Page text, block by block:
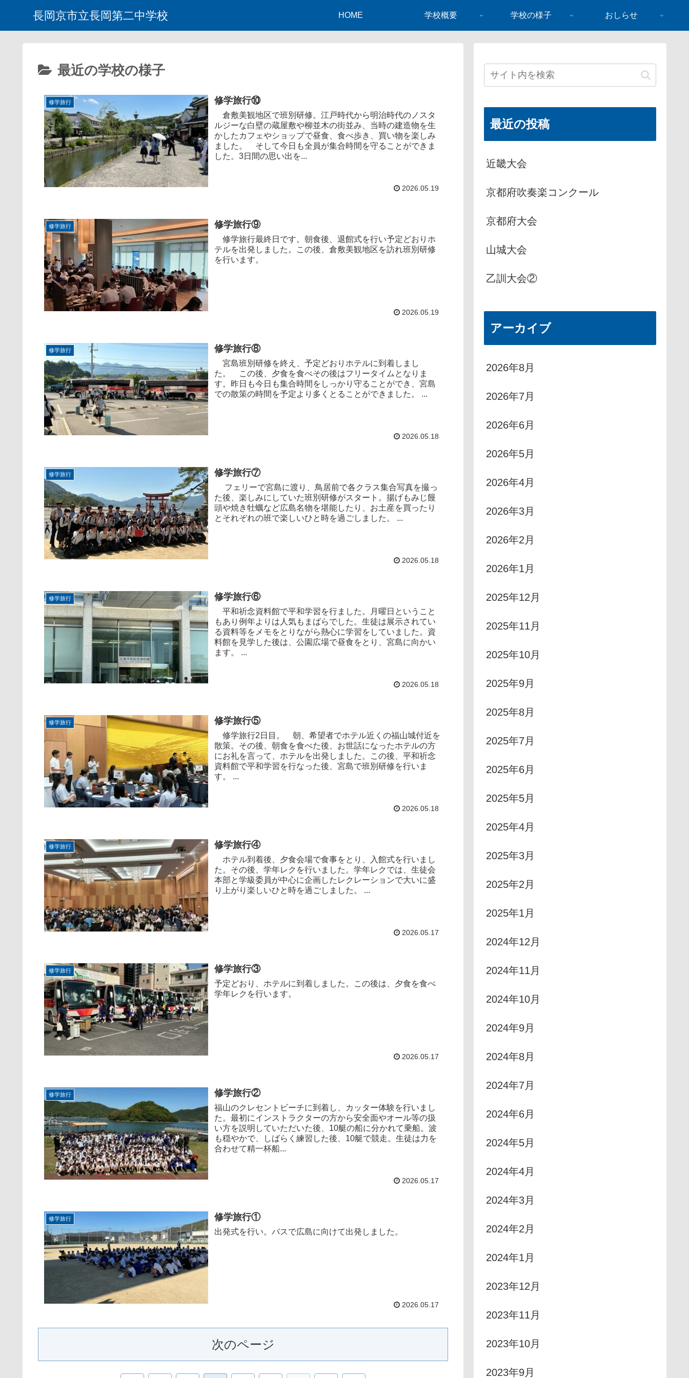
長岡京市立長岡第二中学校 HOME 学校概要 学校の様子 おしらせ
最近の学校の様子
修学旅行 修学旅行⑩
倉敷美観地区で班別研修。江戸時代から明治時代のノスタ
ルジーな白壁の蔵屋敷や柳並木の街並み、当時の建造物を生
かしたカフェやショップで昼食、食べ歩き、買い物を楽しみ
ました。 そして今日も全員が集合時間を守ることができま
した。3日間の思い出を...
2026.05.19
修学旅行 修学旅行⑨
修学旅行最終日です。朝食後、退館式を行い予定どおりホ
テルを出発しました。この後、倉敷美観地区を訪れ班別研修
を行います。
2026.05.19
修学旅行 修学旅行⑧
宮島班別研修を終え、予定どおりホテルに到着しまし
た。 この後、夕食を食べその後はフリータイムとなりま
す。昨日も今日も集合時間をしっかり守ることができ、宮島
での散策の時間を予定より多くとることができました。 ...
2026.05.18
修学旅行 修学旅行⑦
フェリーで宮島に渡り、鳥居前で各クラス集合写真を撮っ
た後、楽しみにしていた班別研修がスタート。揚げもみじ饅
頭や焼き牡蠣など広島名物を堪能したり、お土産を買ったり
とそれぞれの班で楽しいひと時を過ごしました。 ...
2026.05.18
修学旅行 修学旅行⑥
平和祈念資料館で平和学習を行ました。月曜日ということ
もあり例年よりは人気もまばらでした。生徒は展示されてい
る資料等をメモをとりながら熱心に学習をしていました。資
料館を見学した後は、公園広場で昼食をとり、宮島に向かい
ます。 ...
2026.05.18
修学旅行 修学旅行⑤
修学旅行2日目。 朝、希望者でホテル近くの福山城付近を
散策。その後、朝食を食べた後、お世話になったホテルの方
にお礼を言って、ホテルを出発しました。この後、平和祈念
資料館で平和学習を行なった後、宮島で班別研修を行いま
す。 ...
2026.05.18
修学旅行 修学旅行④
ホテル到着後、夕食会場で食事をとり、入館式を行いまし
た。その後、学年レクを行いました。学年レクでは、生徒会
本部と学級委員が中心に企画したレクレーションで大いに盛
り上がり楽しいひと時を過ごしました。 ...
2026.05.17
修学旅行 修学旅行③
予定どおり、ホテルに到着しました。この後は、夕食を食べ
学年レクを行います。
2026.05.17
修学旅行 修学旅行②
福山のクレセントビーチに到着し、カッター体験を行いまし
た。最初にインストラクターの方から安全面やオール等の扱
い方を説明していただいた後、10艇の船に分かれて乗船。波
も穏やかで、しばらく練習した後、10艇で競走。生徒は力を
合わせて精一杯船...
2026.05.17
修学旅行 修学旅行①
出発式を行い。バスで広島に向けて出発しました。
2026.05.17
次のページ
最近の投稿
近畿大会
京都府吹奏楽コンクール
京都府大会
山城大会
乙訓大会②
アーカイブ
2026年8月
2026年7月
2026年6月
2026年5月
2026年4月
2026年3月
2026年2月
2026年1月
2025年12月
2025年11月
2025年10月
2025年9月
2025年8月
2025年7月
2025年6月
2025年5月
2025年4月
2025年3月
2025年2月
2025年1月
2024年12月
2024年11月
2024年10月
2024年9月
2024年8月
2024年7月
2024年6月
2024年5月
2024年4月
2024年3月
2024年2月
2024年1月
2023年12月
2023年11月
2023年10月
2023年9月